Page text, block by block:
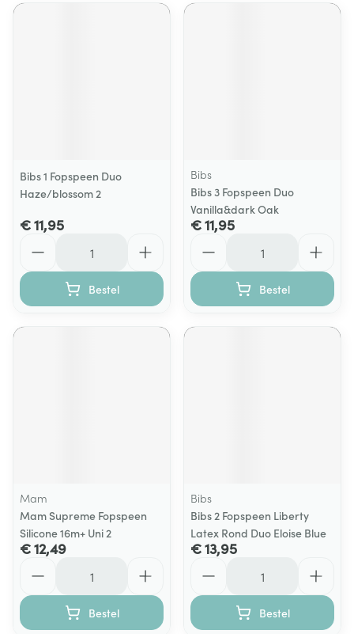
Bibs 1 Fopspeen Duo
Haze/blossom 2
€ 11,95
Bestel
Bibs
Bibs 3 Fopspeen Duo
Vanilla&dark Oak
€ 11,95
Bestel
Mam
Mam Supreme Fopspeen
Silicone 16m+ Uni 2
€ 12,49
Bestel
Bibs
Bibs 2 Fopspeen Liberty
Latex Rond Duo Eloise Blue
€ 13,95
Bestel